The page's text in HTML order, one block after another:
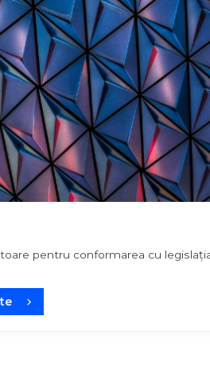
pentru conformarea cu